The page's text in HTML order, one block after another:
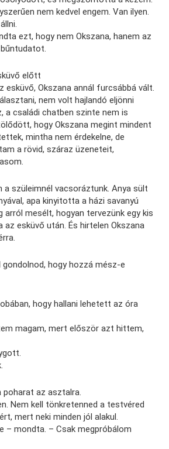
nem kedvel engem. Van ilyen.
ezt, hogy nem Okszana, hanem az
előtt
esküvő, Okszana annál furcsábbá vált.
nem volt hajlandó eljönni
a családi chatben szinte nem is
hogy Okszana megint mindent
mintha nem érdekelne, de
a rövid, száraz üzeneteit,
a szüleimnél vacsoráztunk. Anya sült
apa kinyitotta a házi savanyú
arról mesélt, hogyan tervezünk egy kis
esküvő után. És hirtelen Okszana
gondolnod, hogy hozzá mész-e
hogy hallani lehetett az óra
magam, mert először azt hittem,
az asztalra.
Nem kell tönkretenned a testvéred
mert neki minden jól alakul.
– mondta. – Csak megpróbálom